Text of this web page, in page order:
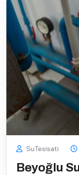
SuTesisati
Beyoğlu